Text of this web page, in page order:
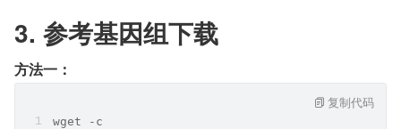
3. 参考基因组下载
方法一：
wget -c
复制代码